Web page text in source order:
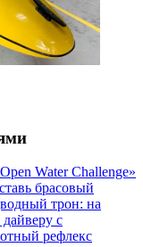
Water Challenge»
брасовый
трон: на
с
рефлекс